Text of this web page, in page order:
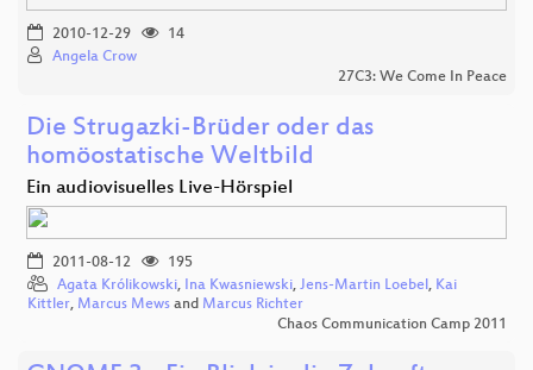
2010-12-29
14
Angela Crow
27C3: We Come In Peace
Die Strugazki-Brüder oder das
homöostatische Weltbild
Ein audiovisuelles Live-Hörspiel
2011-08-12
195
Agata Królikowski, Ina Kwasniewski, Jens-Martin Loebel , Kai
Kittler, Marcus Mews and Marcus Richter
Chaos Communication Camp 2011